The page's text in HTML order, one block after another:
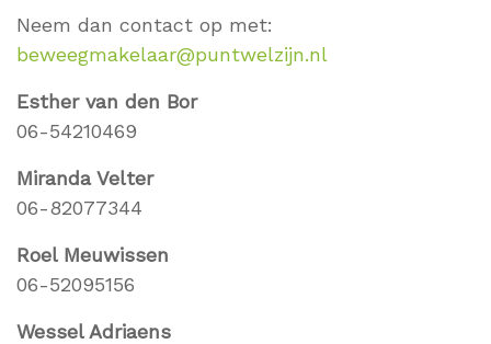
Neem dan contact op met:
beweegmakelaar@puntwelzijn.nl
Esther van den Bor
06-54210469
Miranda Velter
06-82077344
Roel Meuwissen
06-52095156
Wessel Adriaens